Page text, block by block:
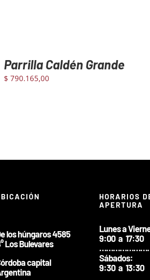
Parrilla Caldén Grande
$ 790.165,00
los húngaros 4585
Los Bulevares
capital
HORARIOS
APERTURA
Lunes a
9:00 a 17:30
Sábados:
9:30 a 13:30